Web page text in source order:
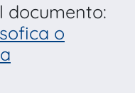
documento:
o